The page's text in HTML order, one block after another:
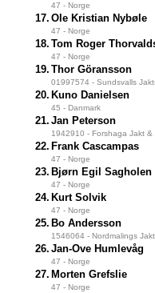
47 - Norge
17. Ole Kristian Nybøle
47 - Norge
18. Tom Roger
47 - Norge
19. Thor Göransson
01997574 - Sundsvalls
20. Kuno Danielsen
45 - Danmark
21. Jan Peterson
1942910 - Forshaga Jakt
22. Frank Cascampas
47 - Norge
23. Bjørn Egil Sagholen
47 - Norge
24. Kurt Solvik
47 - Norge
25. Bo Andersson
1546064 - Nordmalings
26. Jan-Ove Humlevåg
47 - Norge
27. Morten Grefslie
47 - Norge